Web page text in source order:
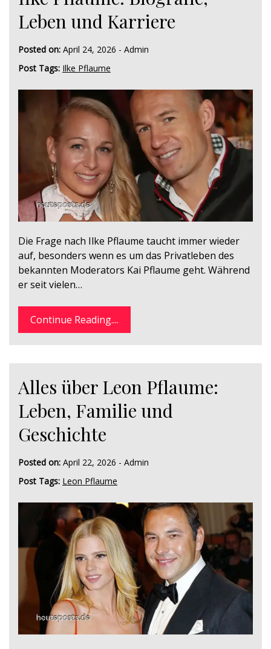
Leben und Karriere
Posted on: April 24, 2026 - Admin
Post Tags: Ilke Pflaume
Die Frage nach Ilke Pflaume taucht immer wieder
auf, besonders wenn es um das Privatleben des
bekannten Moderators Kai Pflaume geht. Während
er seit vielen…
Continue Reading....
Alles über Leon Pflaume:
Leben, Familie und
Geschichte
Posted on: April 22, 2026 - Admin
Post Tags: Leon Pflaume